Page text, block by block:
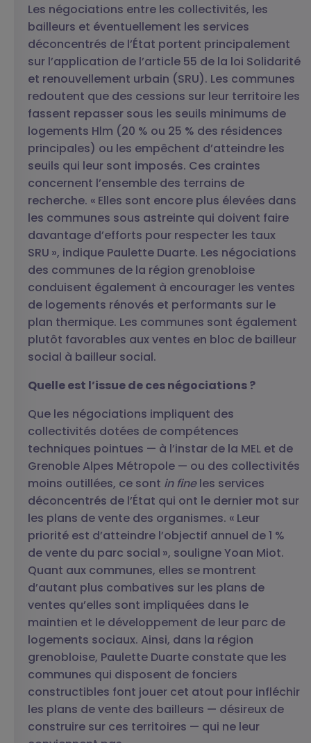
Les négociations entre les collectivités, les
bailleurs et éventuellement les services
déconcentrés de l’État portent principalement
sur l’application de l’article 55 de la loi Solidarité
et renouvellement urbain (SRU). Les communes
redoutent que des cessions sur leur territoire les
fassent repasser sous les seuils minimums de
logements Hlm (20 % ou 25 % des résidences
principales) ou les empêchent d’atteindre les
seuils qui leur sont imposés. Ces craintes
concernent l’ensemble des terrains de
recherche. « Elles sont encore plus élevées dans
les communes sous astreinte qui doivent faire
davantage d’efforts pour respecter les taux
SRU », indique Paulette Duarte. Les négociations
des communes de la région grenobloise
conduisent également à encourager les ventes
de logements rénovés et performants sur le
plan thermique. Les communes sont également
plutôt favorables aux ventes en bloc de bailleur
social à bailleur social.
Quelle est l’issue de ces négociations ?
Que les négociations impliquent des
collectivités dotées de compétences
techniques pointues — à l’instar de la MEL et de
Grenoble Alpes Métropole — ou des collectivités
moins outillées, ce sont in fineles services
déconcentrés de l’État qui ont le dernier mot sur
les plans de vente des organismes. « Leur
priorité est d’atteindre l’objectif annuel de 1 %
de vente du parc social », souligne Yoan Miot.
Quant aux communes, elles se montrent
d’autant plus combatives sur les plans de
ventes qu’elles sont impliquées dans le
maintien et le développement de leur parc de
logements sociaux. Ainsi, dans la région
grenobloise, Paulette Duarte constate que les
communes qui disposent de fonciers
constructibles font jouer cet atout pour infléchir
les plans de vente des bailleurs — désireux de
construire sur ces territoires — qui ne leur